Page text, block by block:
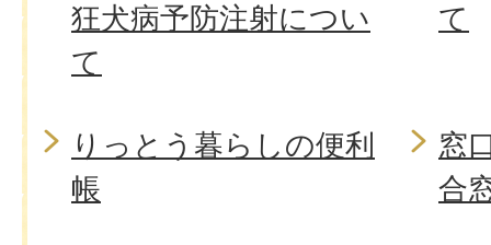
狂犬病予防注射につい
て
て
りっとう暮らしの便利
帳
窓
合